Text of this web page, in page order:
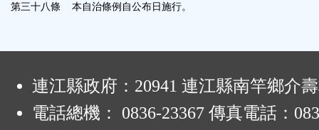
第三十八條
本自治條例自公布日施行。
連江縣政府：20941 連江縣南竿鄉介
電話總機： 0836-23367 傳真電話：